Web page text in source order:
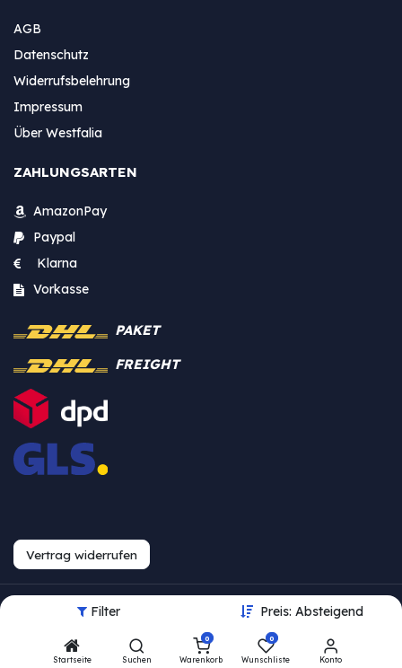
Filter Preis: Absteigend
Startseite Suchen
0
Warenkorb
0
Wunschliste Konto
AGB
Datenschutz
Widerrufsbelehrung
Impressum
Über Westfalia
ZAHLUNGSARTEN
AmazonPay
Paypal
Klarna
Vorkasse
PAKET
FREIGHT
Vertrag widerrufen
Urheberrecht © Westfalia
Bearbeite Einstellungen